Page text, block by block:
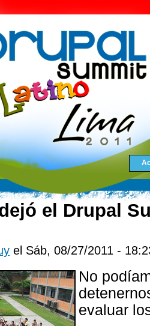
el Drupal
el Sáb, 08/27/2011 -
No
evaluar